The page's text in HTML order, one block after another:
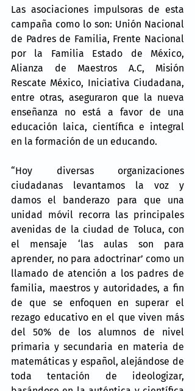
Las asociaciones impulsoras de esta
campaña como lo son: Unión Nacional
de Padres de Familia, Frente Nacional
por la Familia Estado de México,
Alianza de Maestros A.C, Misión
Rescate México, Iniciativa Ciudadana,
entre otras, aseguraron que la nueva
enseñanza no está a favor de una
educación laica, científica e integral
en la formación de un educando.
“Hoy diversas organizaciones
ciudadanas levantamos la voz y
damos el banderazo para que una
unidad móvil recorra las principales
avenidas de la ciudad de Toluca, con
el mensaje ‘las aulas son para
aprender, no para adoctrinar’ como un
llamado de atención a los padres de
familia, maestros y autoridades, a fin
de que se enfoquen en superar el
rezago educativo en el que viven más
del 50% de los alumnos de nivel
primaria y secundaria en materia de
matemáticas y español, alejándose de
toda tentación de ideologizar,